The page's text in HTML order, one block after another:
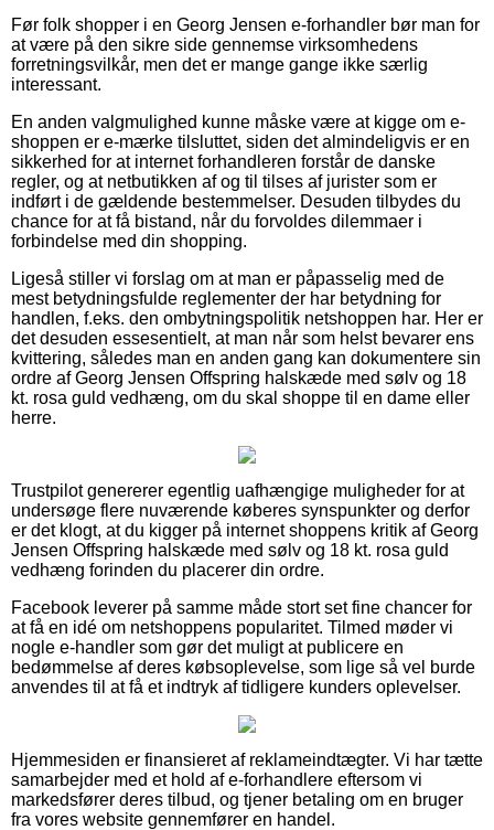
Før folk shopper i en Georg Jensen e-forhandler bør man for
at være på den sikre side gennemse virksomhedens
forretningsvilkår, men det er mange gange ikke særlig
interessant.
En anden valgmulighed kunne måske være at kigge om e-
shoppen er e-mærke tilsluttet, siden det almindeligvis er en
sikkerhed for at internet forhandleren forstår de danske
regler, og at netbutikken af og til tilses af jurister som er
indført i de gældende bestemmelser. Desuden tilbydes du
chance for at få bistand, når du forvoldes dilemmaer i
forbindelse med din shopping.
Ligeså stiller vi forslag om at man er påpasselig med de
mest betydningsfulde reglementer der har betydning for
handlen, f.eks. den ombytningspolitik netshoppen har. Her er
det desuden essesentielt, at man når som helst bevarer ens
kvittering, således man en anden gang kan dokumentere sin
ordre af Georg Jensen Offspring halskæde med sølv og 18
kt. rosa guld vedhæng, om du skal shoppe til en dame eller
herre.
Trustpilot genererer egentlig uafhængige muligheder for at
undersøge flere nuværende køberes synspunkter og derfor
er det klogt, at du kigger på internet shoppens kritik af Georg
Jensen Offspring halskæde med sølv og 18 kt. rosa guld
vedhæng forinden du placerer din ordre.
Facebook leverer på samme måde stort set fine chancer for
at få en idé om netshoppens popularitet. Tilmed møder vi
nogle e-handler som gør det muligt at publicere en
bedømmelse af deres købsoplevelse, som lige så vel burde
anvendes til at få et indtryk af tidligere kunders oplevelser.
Hjemmesiden er finansieret af reklameindtægter. Vi har tætte
samarbejder med et hold af e-forhandlere eftersom vi
markedsfører deres tilbud, og tjener betaling om en bruger
fra vores website gennemfører en handel.